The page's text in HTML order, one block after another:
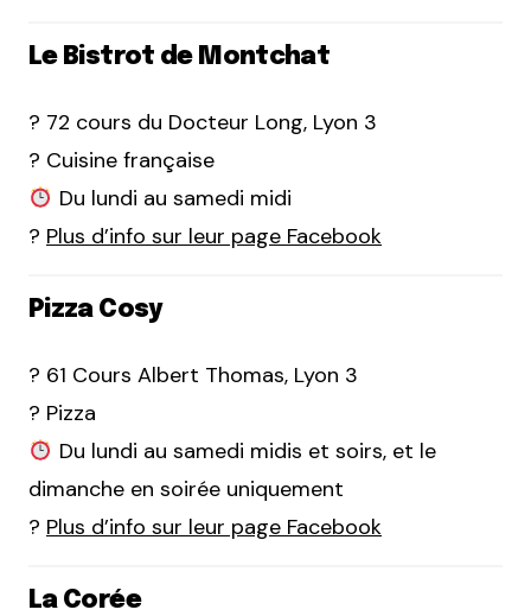
Le Bistrot de Montchat
? 72 cours du Docteur Long, Lyon 3
? Cuisine française
Du lundi au samedi midi
? Plus d’info sur leur page Facebook
Pizza Cosy
? 61 Cours Albert Thomas, Lyon 3
? Pizza
Du lundi au samedi midis et soirs, et le
dimanche en soirée uniquement
? Plus d’info sur leur page Facebook
La Corée